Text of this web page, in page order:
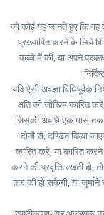
जो कोई यह जानते हुए कि
प्रख्यापित करने के लिये
कब्जे में की, या अपने
यदि ऐसी अवज्ञा विधिपूर्वक
क्षति की जोखिम कारित
जिसकी अवधि एक मास तक
दोनों से, दण्डित किया
कारित करे, या कारित करने
करने की प्रवृत्ति रखती हो,
तक की हो सकेगी, या